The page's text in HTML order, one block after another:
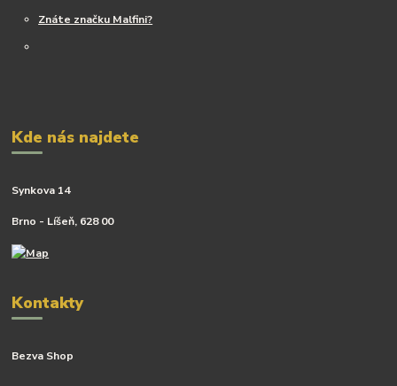
Znáte značku Malfini?
Kde nás najdete
Synkova 14
Brno - Líšeň, 628 00
Kontakty
Bezva Shop